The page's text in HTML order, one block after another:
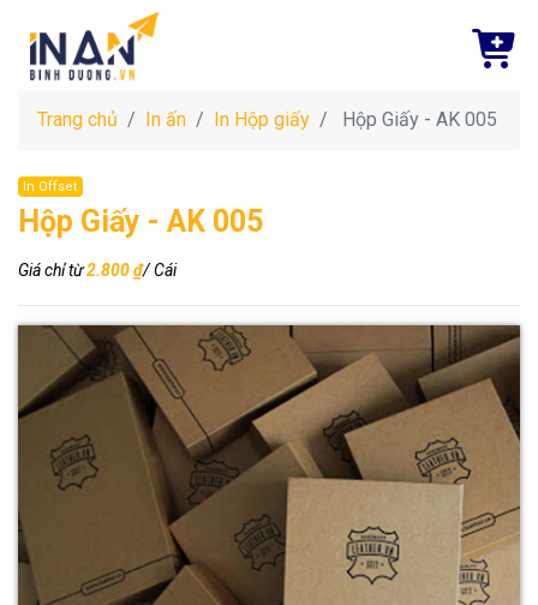
Trang chủ In ấn In Hộp giấy Hộp Giấy - AK 005
In Offset
Hộp Giấy - AK 005
Giá chỉ từ2.800 ₫/ Cái